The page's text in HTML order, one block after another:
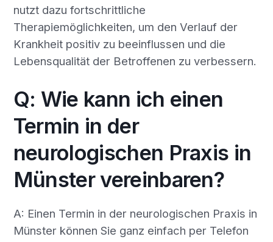
nutzt dazu fortschrittliche
Therapiemöglichkeiten, um den Verlauf der
Krankheit positiv zu beeinflussen und die
Lebensqualität der Betroffenen zu verbessern.
Q: Wie kann ich einen
Termin in der
neurologischen Praxis in
Münster vereinbaren?
A: Einen Termin in der neurologischen Praxis in
Münster können Sie ganz einfach per Telefon